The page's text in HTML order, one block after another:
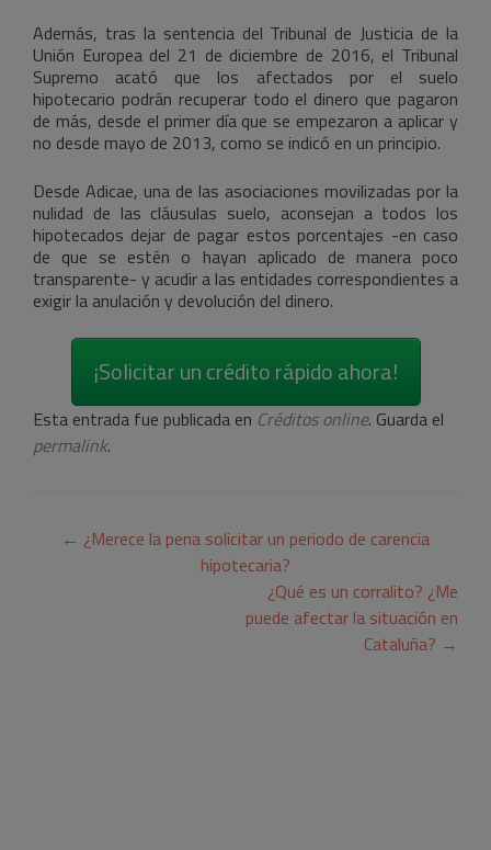
Además, tras la sentencia del Tribunal de Justicia de la
Unión Europea del 21 de diciembre de 2016, el Tribunal
Supremo acató que los afectados por el suelo
hipotecario podrán recuperar todo el dinero que pagaron
de más, desde el primer día que se empezaron a aplicar y
no desde mayo de 2013, como se indicó en un principio.
Desde Adicae, una de las asociaciones movilizadas por la
nulidad de las cláusulas suelo, aconsejan a todos los
hipotecados dejar de pagar estos porcentajes -en caso
de que se estén o hayan aplicado de manera poco
transparente- y acudir a las entidades correspondientes a
exigir la anulación y devolución del dinero.
¡Solicitar un crédito rápido ahora!
Esta entrada fue publicada en Créditos online. Guarda el
permalink.
Navegación
← ¿Merece la pena solicitar un periodo de carencia
hipotecaria?
¿Qué es un corralito? ¿Me
puede afectar la situación en
Cataluña? →